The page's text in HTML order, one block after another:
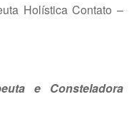
Holística Contato –
e Consteladora